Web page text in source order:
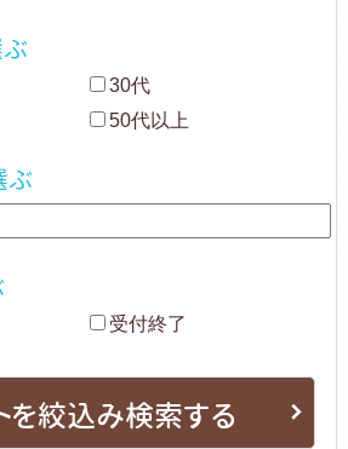
30代
50代以上
ぶ
受付終了
を絞込み検索する